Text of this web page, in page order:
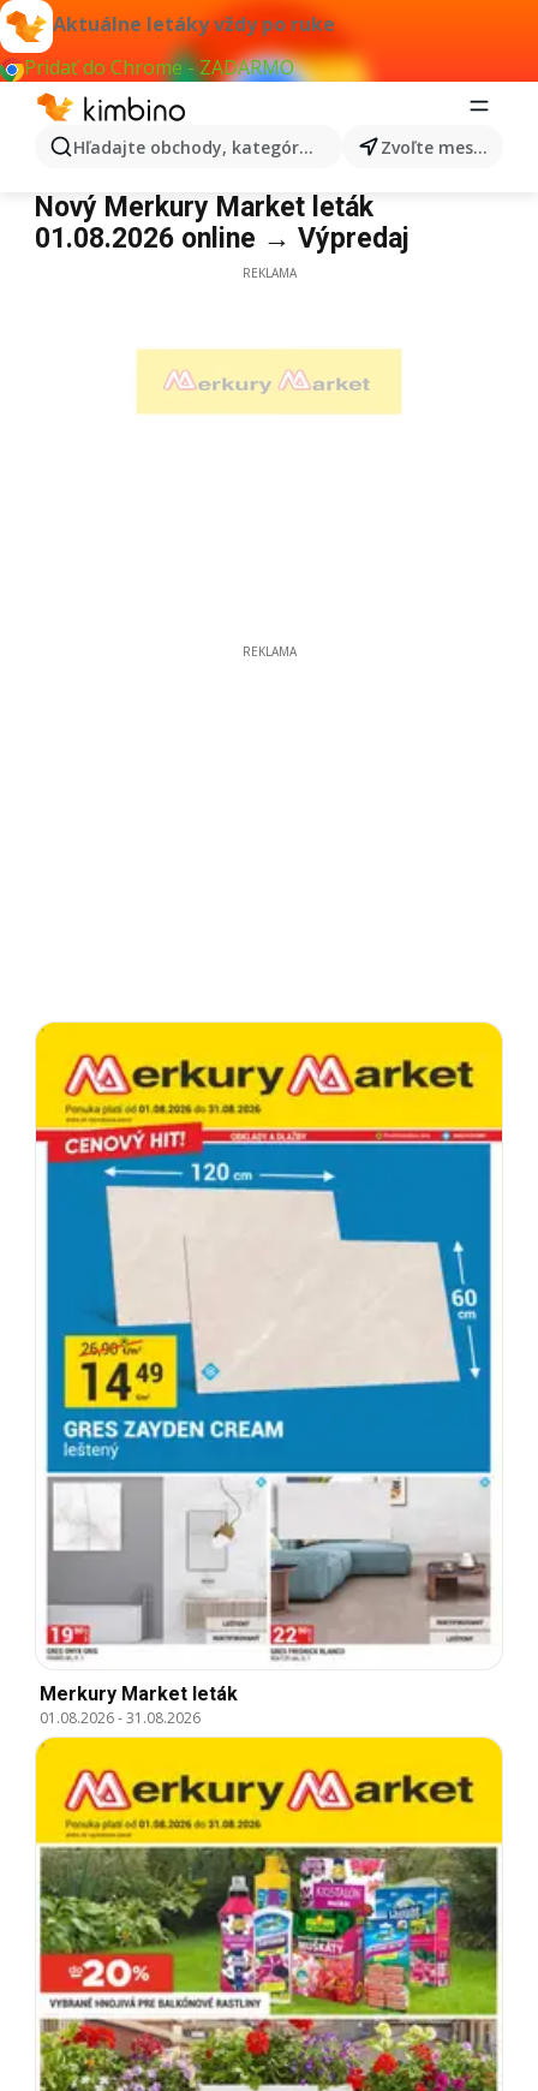
Aktuálne letáky vždy po ruke
Pridať do Chrome - ZADARMO
Hľadajte obchody, kategórie, produkty... Zvoľte mesto
Merkury Market
Nový Merkury Market leták
01.08.2026 online → Výpredaj
REKLAMA
REKLAMA
Merkury Market leták
01.08.2026-31.08.2026